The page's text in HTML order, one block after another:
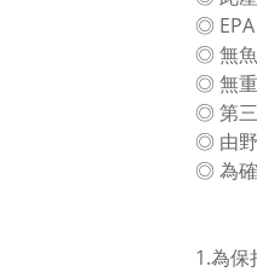
◎ EPA
◎ 無
◎ 無重
◎ 第
◎ 由野
◎ 為確
1.為保